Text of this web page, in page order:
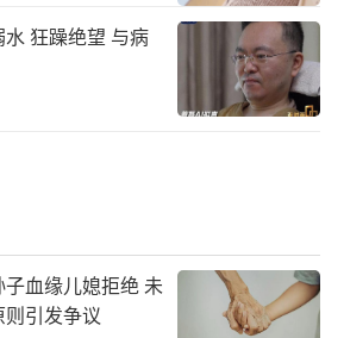
狂躁绝望 与病
血缘儿媳拒绝 未
引发争议